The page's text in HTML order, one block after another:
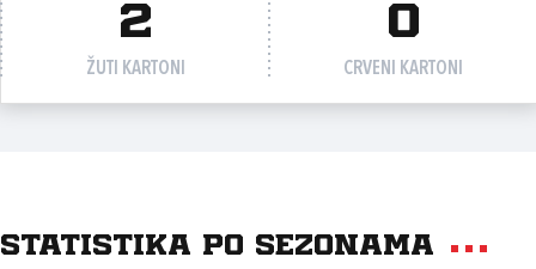
2
ŽUTI KARTONI
0
CRVENI KARTONI
Statistika po sezonama